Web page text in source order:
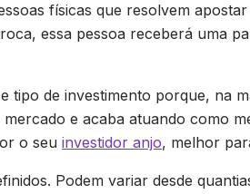
físicas que resolvem
essa pessoa receberá uma
tipo de investimento porque, na
e acaba atuando como
o seu investidor anjo, melhor
Podem variar desde